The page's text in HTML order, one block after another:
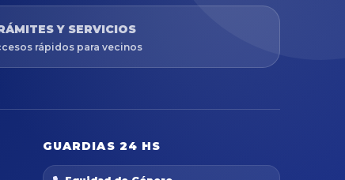
Y SERVICIOS
rápidos para vecinos
GUARDIAS 24 HS